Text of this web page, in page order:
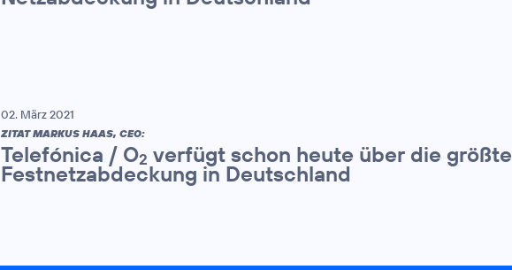
02. März 2021
ZITAT MARKUS HAAS, CEO:
Telefónica / O2 verfügt schon heute über die größte
Festnetzabdeckung in Deutschland